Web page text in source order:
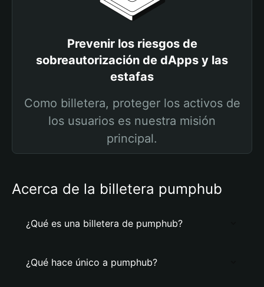
Prevenir los riesgos de
sobreautorización de dApps y las
estafas
Como billetera, proteger los activos de
los usuarios es nuestra misión
principal.
Acerca de la billetera pumphub
¿Qué es una billetera de pumphub?
¿Qué hace único a pumphub?